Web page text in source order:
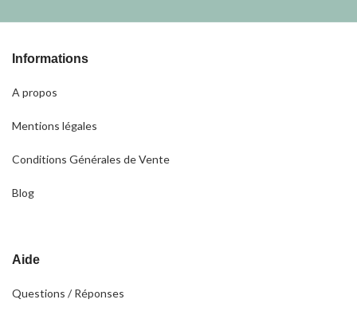
Informations
A propos
Mentions légales
Conditions Générales de Vente
Blog
Aide
Questions / Réponses